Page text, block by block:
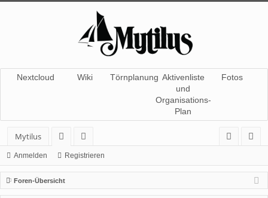
Nextcloud Wiki Törnplanung Aktivenliste
und
Organisations-
Plan
Fotos
Mytilus
or
en
itg
lie
de
m
el
ist
rie
Anmelden Registrieren
Foren-Übersicht